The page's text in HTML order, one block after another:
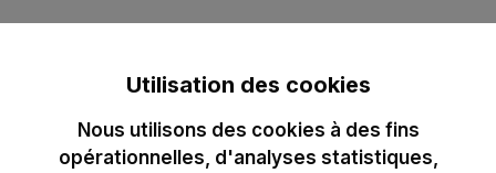
Utilisation des cookies
Nous utilisons des cookies à des fins
opérationnelles, d'analyses statistiques,